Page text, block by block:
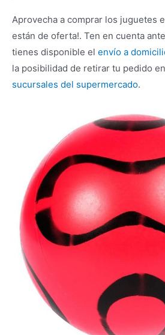
Aprovecha a comprar los juguetes
están de oferta!. Ten en cuenta
tienes disponible el envío a
la posibilidad de retirar tu pedido
sucursales del supermercado.